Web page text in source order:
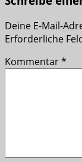
Deine E-Mail-
Erforderliche
Kommentar*